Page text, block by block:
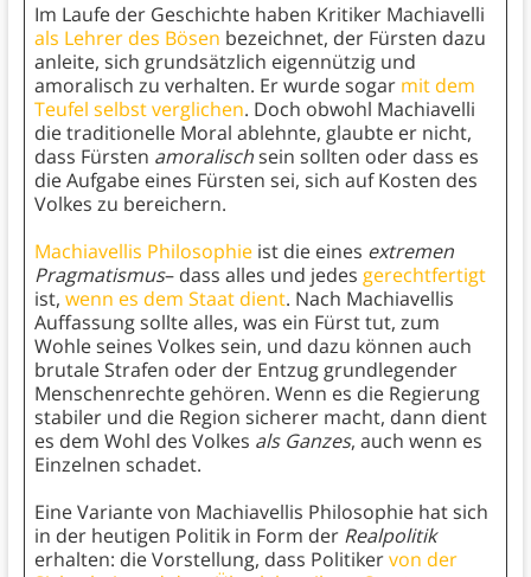
Im Laufe der Geschichte haben Kritiker Machiavelli
als Lehrer des Bösen bezeichnet, der Fürsten dazu
anleite, sich grundsätzlich eigennützig und
amoralisch zu verhalten. Er wurde sogar mit dem
Teufel selbst verglichen. Doch obwohl Machiavelli
die traditionelle Moral ablehnte, glaubte er nicht,
dass Fürsten amoralischsein sollten oder dass es
die Aufgabe eines Fürsten sei, sich auf Kosten des
Volkes zu bereichern.
Machiavellis Philosophieist die eines extremen
Pragmatismus– dass alles und jedes gerechtfertigt
ist, wenn es dem Staat dient. Nach Machiavellis
Auffassung sollte alles, was ein Fürst tut, zum
Wohle seines Volkes sein, und dazu können auch
brutale Strafen oder der Entzug grundlegender
Menschenrechte gehören. Wenn es die Regierung
stabiler und die Region sicherer macht, dann dient
es dem Wohl des Volkes als Ganzes, auch wenn es
Einzelnen schadet.
Eine Variante von Machiavellis Philosophie hat sich
in der heutigen Politik in Form der Realpolitik
erhalten: die Vorstellung, dass Politikervon der